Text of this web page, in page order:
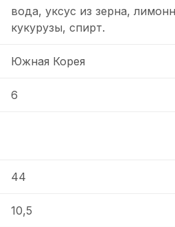
вода, уксус из зерна,
кукурузы, спирт.
Южная Корея
6
44
10,5